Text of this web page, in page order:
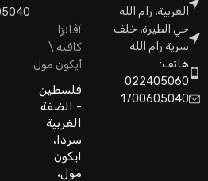
الغربية، رام الله
حي الطيرة، خلف
سرية رام الله
هاتف:
022405060
1700605040
آڤانزا
كافيه \
أيكون مول
فلسطين
- الضفة
الغربية
سردا،
ايكون
مول،